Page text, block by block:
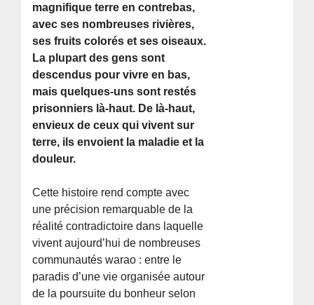
magnifique terre en contrebas,
avec ses nombreuses rivières,
ses fruits colorés et ses oiseaux.
La plupart des gens sont
descendus pour vivre en bas,
mais quelques-uns sont restés
prisonniers là-haut. De là-haut,
envieux de ceux qui vivent sur
terre, ils envoient la maladie et la
douleur.
Cette histoire rend compte avec
une précision remarquable de la
réalité contradictoire dans laquelle
vivent aujourd’hui de nombreuses
communautés warao : entre le
paradis d’une vie organisée autour
de la poursuite du bonheur selon